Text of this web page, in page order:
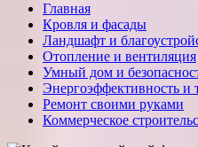
Главная
Кровля и фасады
Ландшафт и
Отопление и вентиляция
Умный дом и
Энергоэффективность и
Ремонт своими руками
Коммерческое